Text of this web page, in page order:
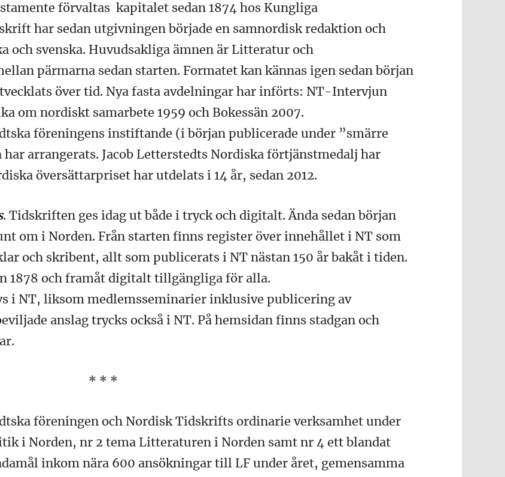
förvaltas kapitalet sedan 1874 hos Kungliga
har sedan utgivningen började en samnordisk redaktion och
och svenska. Huvudsakliga ämnen är Litteratur och
pärmarna sedan starten. Formatet kan kännas igen sedan början
över tid. Nya fasta avdelningar har införts: NT-Intervjun
om nordiskt samarbete 1959 och Bokessän 2007.
föreningens instiftande (i början publicerade under ”smärre
arrangerats. Jacob Letterstedts Nordiska förtjänstmedalj har
översättarpriset har utdelats i 14 år, sedan 2012.
. Tidskriften ges idag ut både i tryck och digitalt. Ända sedan början
om i Norden. Från starten finns register över innehållet i NT som
och skribent, allt som publicerats i NT nästan 150 år bakåt i tiden.
1878 och framåt digitalt tillgängliga för alla.
i NT, liksom medlemsseminarier inklusive publicering av
anslag trycks också i NT. På hemsidan finns stadgan och
* * *
föreningen och Nordisk Tidskrifts ordinarie verksamhet under
i Norden, nr 2 tema Litteraturen i Norden samt nr 4 ett blandat
inkom nära 600 ansökningar till LF under året, gemensamma